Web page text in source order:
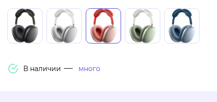
В наличии много